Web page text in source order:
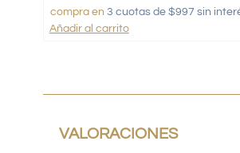
compra en 3 cuotas de $997 sin
Añadir al carrito
VALORACIONES